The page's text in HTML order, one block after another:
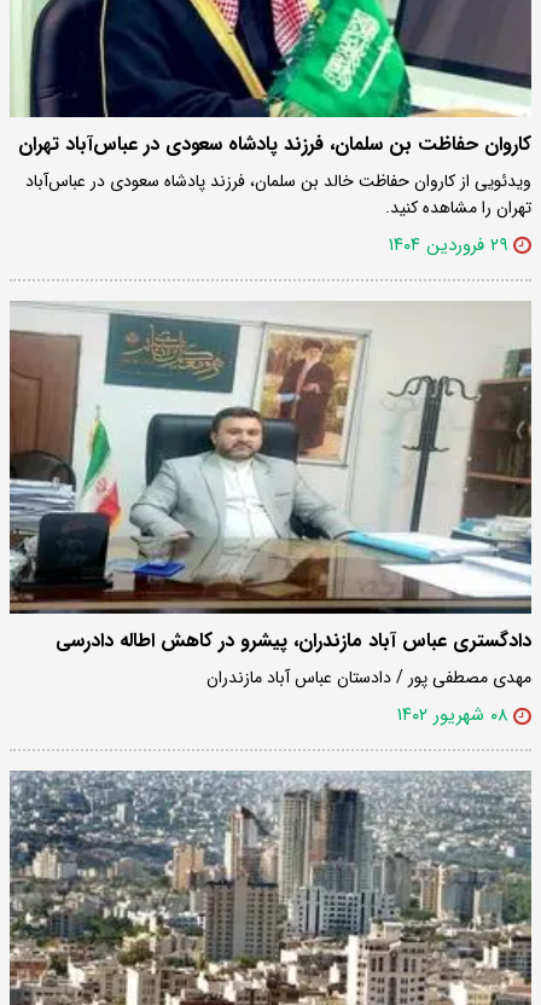
کاروان حفاظت بن سلمان، فرزند پادشاه سعودی در عباس‌آباد تهران
ویدئویی از کاروان حفاظت خالد بن سلمان، فرزند پادشاه سعودی در عباس‌آباد
تهران را مشاهده کنید.
۲۹ فروردین ۱۴۰۴
دادگستری عباس آباد مازندران، پیشرو در کاهش اطاله دادرسی
مهدی مصطفی پور / دادستان عباس آباد مازندران
۰۸ شهریور ۱۴۰۲